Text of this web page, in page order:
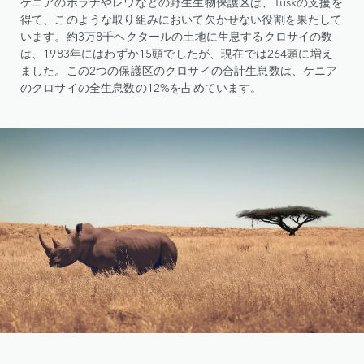
得て、このような取り組みにおいて欠かせない役割を果たして
います。約3万8千ヘクタールの土地に生息するクロサイの数
は、1983年にはわずか15頭でしたが、現在では264頭に増え
ました。この2つの保護区のクロサイの合計生息数は、ケニア
のクロサイの全生息数の12%を占めています。